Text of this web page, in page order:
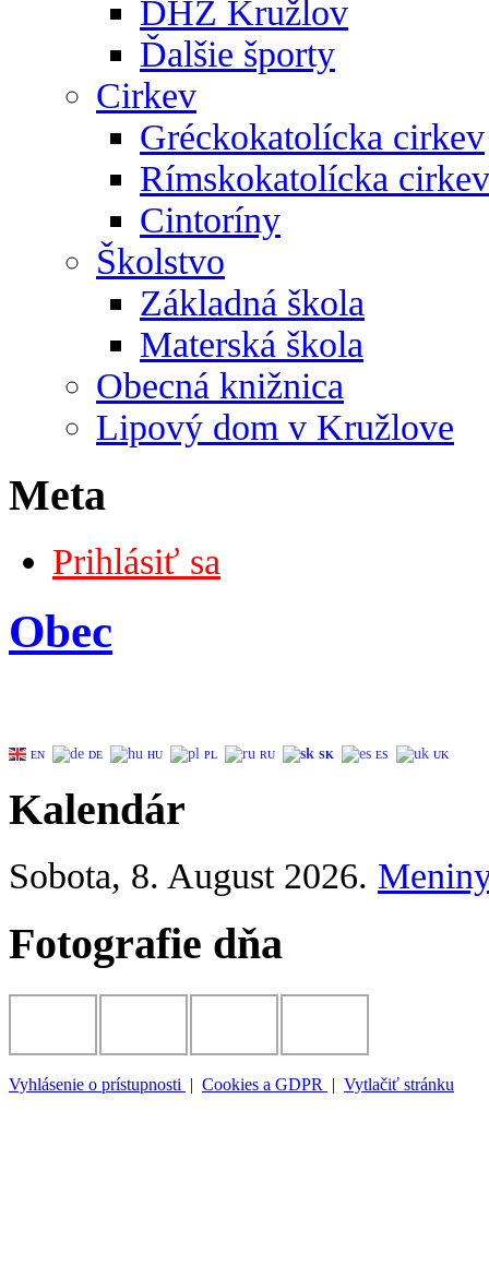
DHZ Kružlov
Ďalšie športy
Cirkev
Gréckokatolícka cirkev
Rímskokatolícka cirkev
Cintoríny
Školstvo
Základná škola
Materská škola
Obecná knižnica
Lipový dom v Kružlove
Meta
Prihlásiť sa
Obec
EN DE HU PL RU SK ES UK
Kalendár
Sobota, 8. August 2026.
Fotografie dňa
Vyhlásenie o prístupnosti | Cookies a GDPR | Vytlačiť stránku